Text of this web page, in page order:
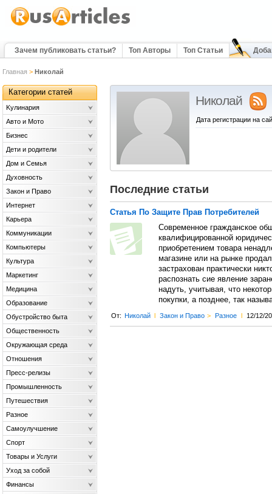
Зачем публиковать статьи? Топ Авторы Топ Статьи
Главная > Николай
Николай
Дата регистрации на
Последние статьи
Статья По Защите Прав Потребителей
Современное гражданское
квалифицированной
приобретением товара
магазине или на рынке
застрахован практически
распознать сие явление
надуть, учитывая, что
покупки, а позднее, так
От: Николай l Закон и Право > Разное l 12/12/
Категории статей
Kулинария
Авто и Мото
Бизнес
Дети и родители
Дом и Семья
Духовность
Закон и Право
Интернет
Карьера
Коммуникации
Компьютеры
Культура
Маркетинг
Медицина
Образование
Обустройство быта
Общественность
Окружающая среда
Отношения
Пресс-релизы
Промышленность
Путешествия
Разное
Самоулучшение
Спорт
Товары и Услуги
Уход за собой
Финансы